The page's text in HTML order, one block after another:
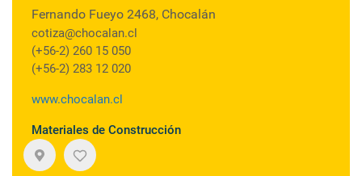
Fernando Fueyo 2468, Chocalán
cotiza@chocalan.cl
(+56-2) 260 15 050
(+56-2) 283 12 020
www.chocalan.cl
Materiales de Construcción